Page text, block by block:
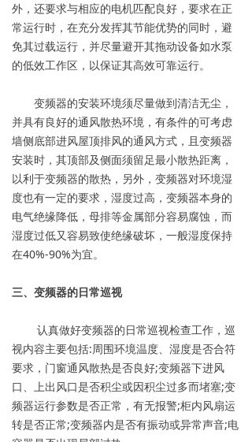
外，还要求与相应的电机匹配良好，要求在正
常运行时，在充分发挥其节能优势的同时，避
免其过载运行，并尽量避开其拖动设备如水泵
的低效工作区，以保证其高效可靠运行。
变频器的安装环境须尽量做到清洁无尘，
并具有良好的通风散热环境，有条件的可考虑
墙侧底部进风屋顶排风的通风方式，且变频器
安装时，其顶部及侧面须留足最小散热距离，
以利于变频器的散热，另外，变频器对环境湿
度也有一定的要求，湿度过高，变频器本身的
电气绝缘降低，母排等金属部分容易腐蚀，而
湿度过低又容易致使绝缘破坏，一般湿度保持
在40%-90%为宜。
三、变频器的日常巡视
认真做好变频器的日常巡视检查工作，巡
视内容主要包括:周围环境温度、湿度是否合符
要求，门窗通风散热是否良好;变频器下进风
口、上出风口是否积尘或因积尘过多而堵塞;变
频器运行参数是否正常，有无报警;柜内风扇运
转是否正常;变频器内是否有振动或异常声音;电